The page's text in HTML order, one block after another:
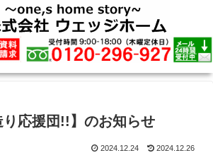
り応援団!!】のお知らせ
2024.12.24 2024.12.26